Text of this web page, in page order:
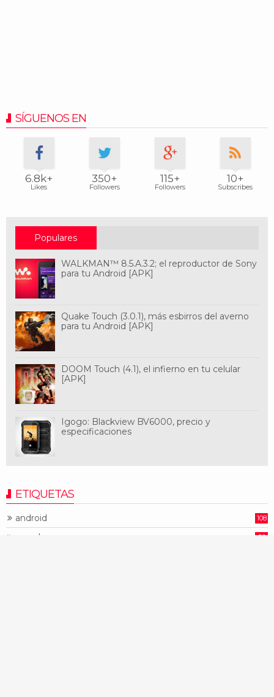
SÍGUENOS EN
6.8k+
Likes
350+
Followers
115+
Followers
10+
Subscribes
Populares
WALKMAN™ 8.5.A.3.2; el reproductor de Sony
para tu Android [APK]
Quake Touch (3.0.1), más esbirros del averno
para tu Android [APK]
DOOM Touch (4.1), el infierno en tu celular
[APK]
Igogo: Blackview BV6000, precio y
especificaciones
ETIQUETAS
android 108
google 56